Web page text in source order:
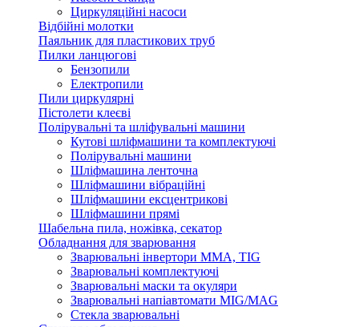
Циркуляційні насоси
Відбійні молотки
Паяльник для пластикових труб
Пилки ланцюгові
Бензопили
Електропили
Пили циркулярні
Пістолети клеєві
Полірувальні та шліфувальні машини
Кутові шліфмашини та комплектуючі
Полірувальні машини
Шліфмашина ленточна
Шліфмашини вібраційні
Шліфмашини ексцентрикові
Шліфмашини прямі
Шабельна пила, ножівка, секатор
Обладнання для зварювання
Зварювальні інвертори ММА, TIG
Зварювальні комплектуючі
Зварювальні маски та окуляри
Зварювальні напіавтомати MIG/MAG
Стекла зварювальні